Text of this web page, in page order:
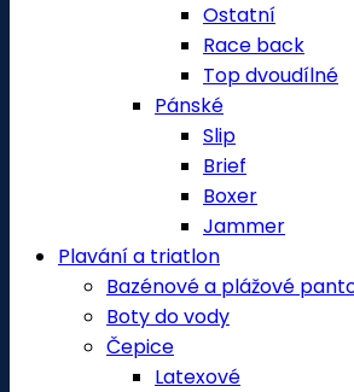
Ostatní
Race back
Top dvoudílné
Pánské
Slip
Brief
Boxer
Jammer
Plavání a triatlon
Bazénové a plážové
Boty do vody
Čepice
Latexové